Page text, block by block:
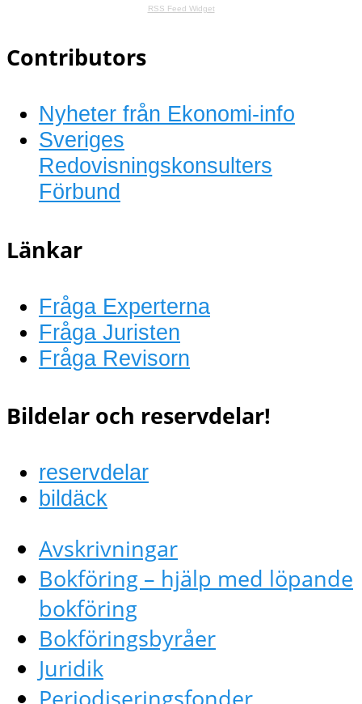
RSS Feed Widget
Contributors
Nyheter från Ekonomi-info
Sveriges
Redovisningskonsulters
Förbund
Länkar
Fråga Experterna
Fråga Juristen
Fråga Revisorn
Bildelar och reservdelar!
reservdelar
bildäck
Avskrivningar
Bokföring – hjälp med löpande
bokföring
Bokföringsbyråer
Juridik